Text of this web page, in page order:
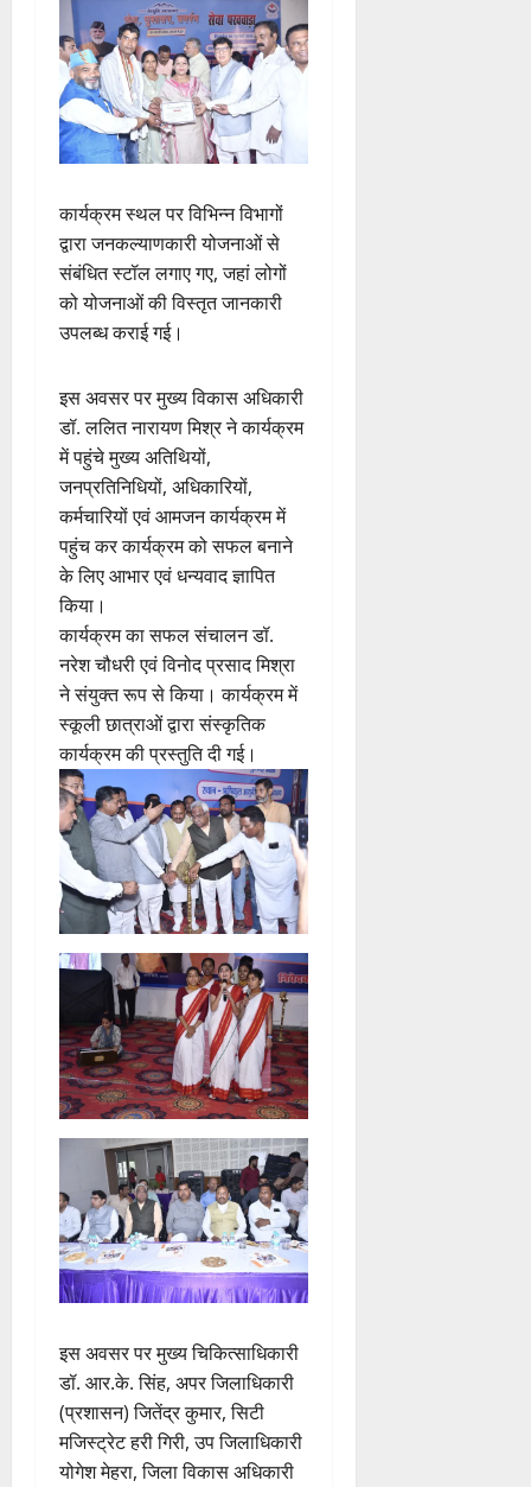
कार्यक्रम स्थल पर विभिन्न विभागों
द्वारा जनकल्याणकारी योजनाओं से
संबंधित स्टॉल लगाए गए, जहां लोगों
को योजनाओं की विस्तृत जानकारी
उपलब्ध कराई गई।
इस अवसर पर मुख्य विकास अधिकारी
डॉ. ललित नारायण मिश्र ने कार्यक्रम
में पहुंचे मुख्य अतिथियों,
जनप्रतिनिधियों, अधिकारियों,
कर्मचारियों एवं आमजन कार्यक्रम में
पहुंच कर कार्यक्रम को सफल बनाने
के लिए आभार एवं धन्यवाद ज्ञापित
किया।
कार्यक्रम का सफल संचालन डॉ.
नरेश चौधरी एवं विनोद प्रसाद मिश्रा
ने संयुक्त रूप से किया। कार्यक्रम में
स्कूली छात्राओं द्वारा संस्कृतिक
कार्यक्रम की प्रस्तुति दी गई।
इस अवसर पर मुख्य चिकित्साधिकारी
डॉ. आर.के. सिंह, अपर जिलाधिकारी
(प्रशासन) जितेंद्र कुमार, सिटी
मजिस्ट्रेट हरी गिरी, उप जिलाधिकारी
योगेश मेहरा, जिला विकास अधिकारी